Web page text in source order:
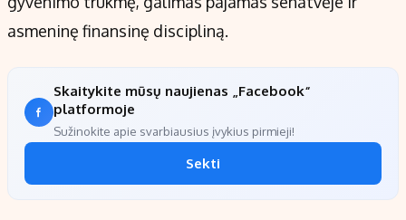
asmeninę finansinę discipliną.
Skaitykite mūsų naujienas „Facebook“
platformoje
Sužinokite apie svarbiausius įvykius pirmieji!
Sekti